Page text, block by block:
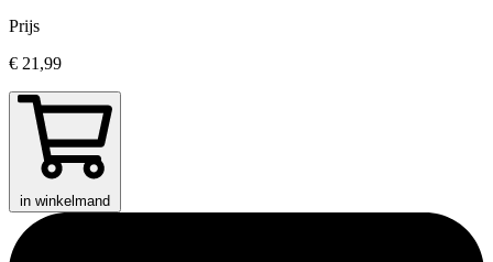
Prijs
€ 21,99
in winkelmand